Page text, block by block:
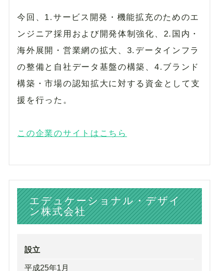
今回、1.サービス開発・機能拡充のためのエ
ンジニア採用および開発体制強化、2.国内・
海外展開・営業網の拡大、3.データインフラ
の整備と自社データ基盤の構築、4.ブランド
構築・市場の認知拡大に対する資金として支
援を行った。
この企業のサイトはこちら
エデュケーショナル・デザイ
ン株式会社
設立
平成25年1月